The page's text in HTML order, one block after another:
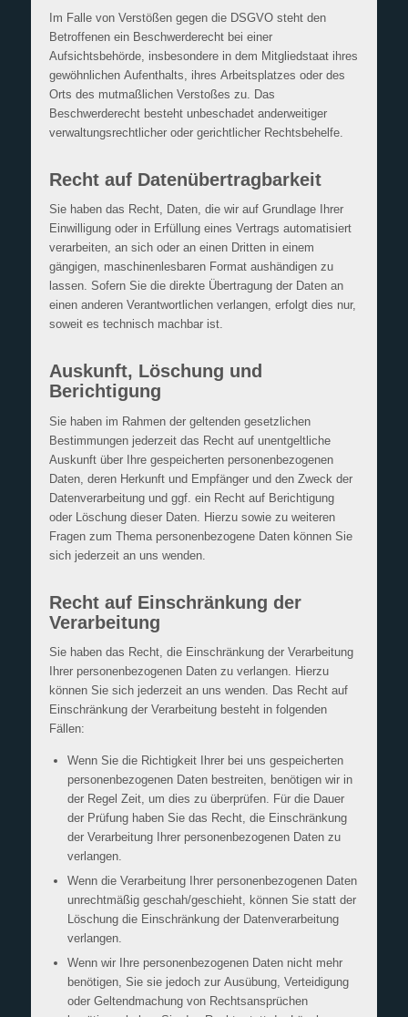
Im Falle von Verstößen gegen die DSGVO steht den
Betroffenen ein Beschwerderecht bei einer
Aufsichtsbehörde, insbesondere in dem Mitgliedstaat ihres
gewöhnlichen Aufenthalts, ihres Arbeitsplatzes oder des
Orts des mutmaßlichen Verstoßes zu. Das
Beschwerderecht besteht unbeschadet anderweitiger
verwaltungsrechtlicher oder gerichtlicher Rechtsbehelfe.
Recht auf Daten­übertrag­barkeit
Sie haben das Recht, Daten, die wir auf Grundlage Ihrer
Einwilligung oder in Erfüllung eines Vertrags automatisiert
verarbeiten, an sich oder an einen Dritten in einem
gängigen, maschinenlesbaren Format aushändigen zu
lassen. Sofern Sie die direkte Übertragung der Daten an
einen anderen Verantwortlichen verlangen, erfolgt dies nur,
soweit es technisch machbar ist.
Auskunft, Löschung und
Berichtigung
Sie haben im Rahmen der geltenden gesetzlichen
Bestimmungen jederzeit das Recht auf unentgeltliche
Auskunft über Ihre gespeicherten personenbezogenen
Daten, deren Herkunft und Empfänger und den Zweck der
Datenverarbeitung und ggf. ein Recht auf Berichtigung
oder Löschung dieser Daten. Hierzu sowie zu weiteren
Fragen zum Thema personenbezogene Daten können Sie
sich jederzeit an uns wenden.
Recht auf Einschränkung der
Verarbeitung
Sie haben das Recht, die Einschränkung der Verarbeitung
Ihrer personenbezogenen Daten zu verlangen. Hierzu
können Sie sich jederzeit an uns wenden. Das Recht auf
Einschränkung der Verarbeitung besteht in folgenden
Fällen:
Wenn Sie die Richtigkeit Ihrer bei uns gespeicherten
personenbezogenen Daten bestreiten, benötigen wir in
der Regel Zeit, um dies zu überprüfen. Für die Dauer
der Prüfung haben Sie das Recht, die Einschränkung
der Verarbeitung Ihrer personenbezogenen Daten zu
verlangen.
Wenn die Verarbeitung Ihrer personenbezogenen Daten
unrechtmäßig geschah/geschieht, können Sie statt der
Löschung die Einschränkung der Datenverarbeitung
verlangen.
Wenn wir Ihre personenbezogenen Daten nicht mehr
benötigen, Sie sie jedoch zur Ausübung, Verteidigung
oder Geltendmachung von Rechtsansprüchen